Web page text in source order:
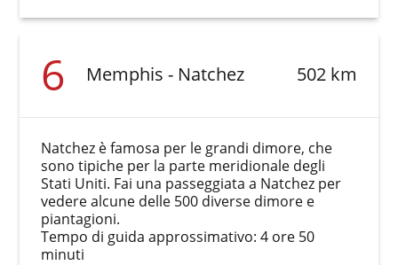
6 Memphis - Natchez 502 km
Natchez è famosa per le grandi dimore, che
sono tipiche per la parte meridionale degli
Stati Uniti. Fai una passeggiata a Natchez per
vedere alcune delle 500 diverse dimore e
piantagioni.
Tempo di guida approssimativo: 4 ore 50
minuti